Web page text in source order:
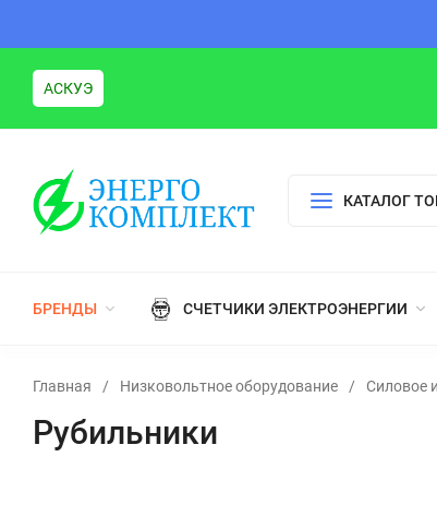
АСКУЭ
КАТАЛОГ
БРЕНДЫ СЧЕТЧИКИ ЭЛЕКТРОЭНЕРГИИ
Главная / Низковольтное оборудование / Силовое
Рубильники